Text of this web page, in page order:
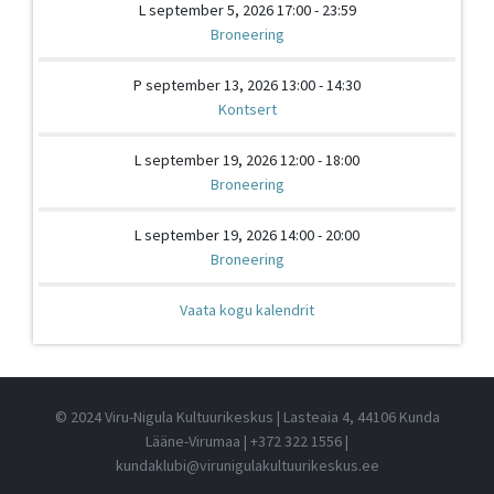
L september 5, 2026 17:00 - 23:59
Broneering
P september 13, 2026 13:00 - 14:30
Kontsert
L september 19, 2026 12:00 - 18:00
Broneering
L september 19, 2026 14:00 - 20:00
Broneering
Vaata kogu kalendrit
© 2024 Viru-Nigula Kultuurikeskus | Lasteaia 4, 44106 Kunda
Lääne-Virumaa | +372 322 1556 |
kundaklubi@virunigulakultuurikeskus.ee